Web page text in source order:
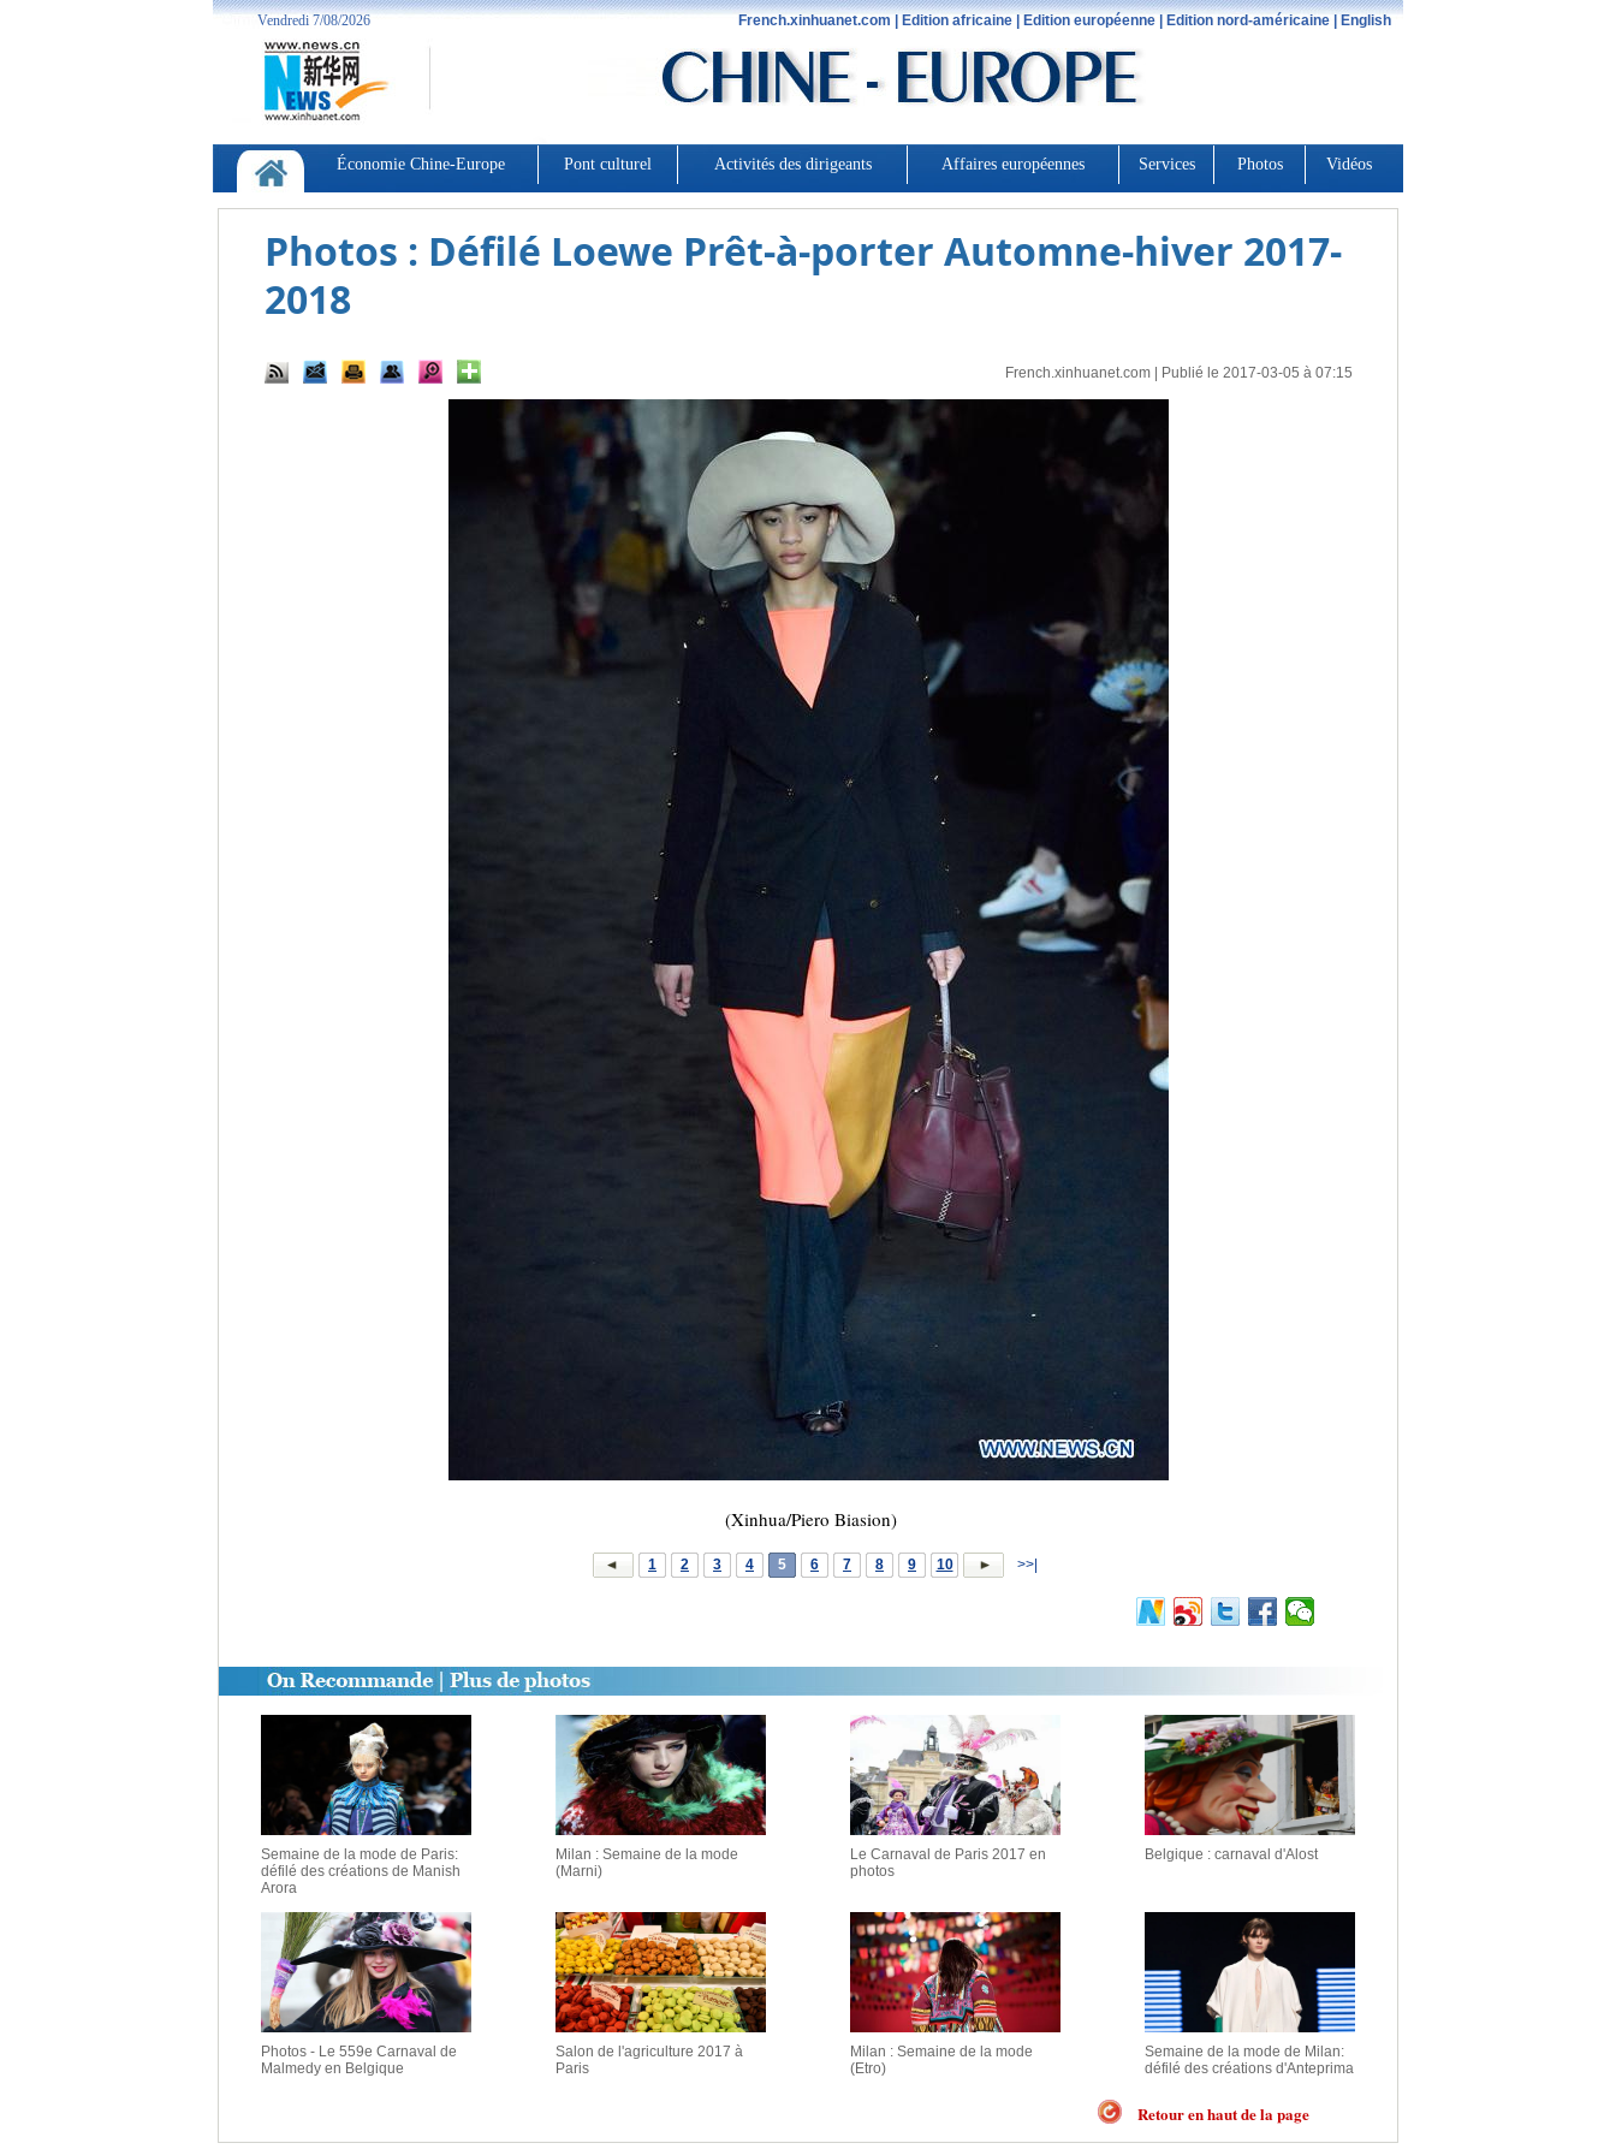
Photos : Défilé Loewe Prêt-à-porter Automne-hiver 2017-
2018
French.xinhuanet.com| Publié le 2017-03-05 à 07:15
(Xinhua/Piero Biasion)
1 2 3 4 5 6 7 8 9 10 >>|
Semaine de la mode de Paris:
défilé des créations de Manish
Arora
Milan : Semaine de la mode
(Marni)
Le Carnaval de Paris 2017 en
photos
Belgique : carnaval d'Alost
Photos - Le 559e Carnaval de
Malmedy en Belgique
Salon de l'agriculture 2017 à
Paris
Milan : Semaine de la mode
(Etro)
Semaine de la mode de Milan:
défilé des créations d'Anteprima
Retour en haut de la page